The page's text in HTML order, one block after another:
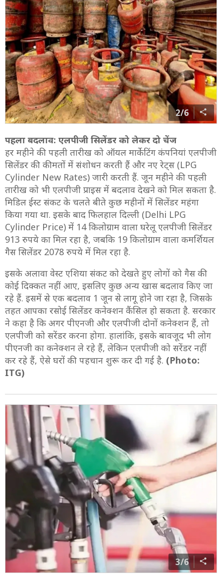
2/6
पहला बदलाव: एलपीजी सिलेंडर को लेकर दो चेंज
हर महीने की पहली तारीख को ऑयल मार्केटिंग कंपनियां एलपीजी
सिलेंडर की कीमतों में संशोधन करती हैं और नए रेट्स (LPG
Cylinder New Rates) जारी करती हैं. जून महीने की पहली
तारीख को भी एलपीजी प्राइस में बदलाव देखने को मिल सकता है.
मिडिल ईस्ट संकट के चलते बीते कुछ महीनों में सिलेंडर महंगा
किया गया था. इसके बाद फिलहाल दिल्ली (Delhi LPG
Cylinder Price) में 14 किलोग्राम वाला घरेलू एलपीजी सिलेंडर
913 रुपये का मिल रहा है, जबकि 19 किलोग्राम वाला कमर्शियल
गैस सिलेंडर 2078 रुपये में मिल रहा है.
इसके अलावा वेस्ट एशिया संकट को देखते हुए लोगों को गैस की
कोई दिक्‍कत नहीं आए, इसलिए कुछ अन्य खास बदलाव किए जा
रहे हैं. इसमें से एक बदलाव 1 जून से लागू होने जा रहा है, जिसके
तहत आपका रसोई सिलेंडर कनेक्‍शन कैंसिल हो सकता है. सरकार
ने कहा है कि अगर पीएनजी और एलपीजी दोनों कनेक्‍शन हैं, तो
एलपीजी को सरेंडर करना होगा. हालांकि, इसके बावजूद भी लोग
पीएनजी का कनेक्‍शन ले रहे हैं, लेकिन एलपीजी को सरेंडर नहीं
कर रहे हैं, ऐसे घरों की पहचान शुरू कर दी गई है. (Photo:
ITG)
3/6